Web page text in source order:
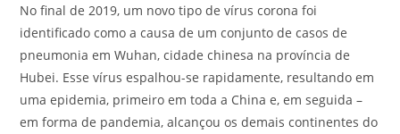
No final de 2019, um novo tipo de vírus corona foi
identificado como a causa de um conjunto de casos de
pneumonia em Wuhan, cidade chinesa na província de
Hubei. Esse vírus espalhou-se rapidamente, resultando em
uma epidemia, primeiro em toda a China e, em seguida –
em forma de pandemia, alcançou os demais continentes do